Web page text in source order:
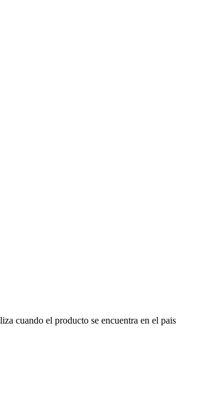
cuando el producto se encuentra en el pais